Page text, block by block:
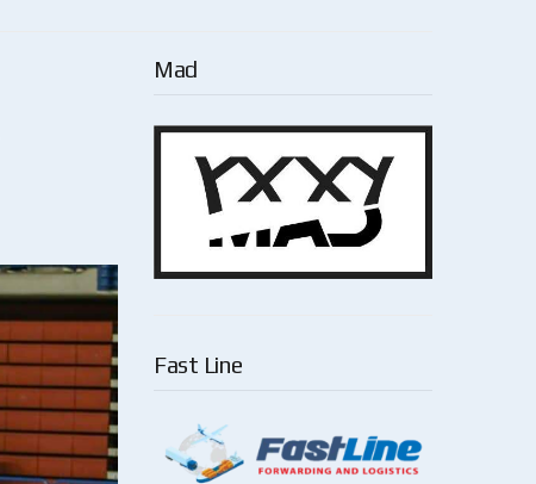
Mad
Fast Line